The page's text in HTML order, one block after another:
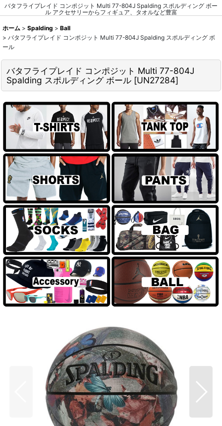
バタフライプレイド コンポジット Multi 77-804J Spalding スポルディング ボー
ル アクセサリーからフィギュア、タオルなど豊富
ホーム > Spalding > Ball
> バタフライプレイド コンポジット Multi 77-804J Spalding スポルディング ボ
ール
バタフライプレイド コンポジット Multi 77-804J
Spalding スポルディング ボール [UN27284]